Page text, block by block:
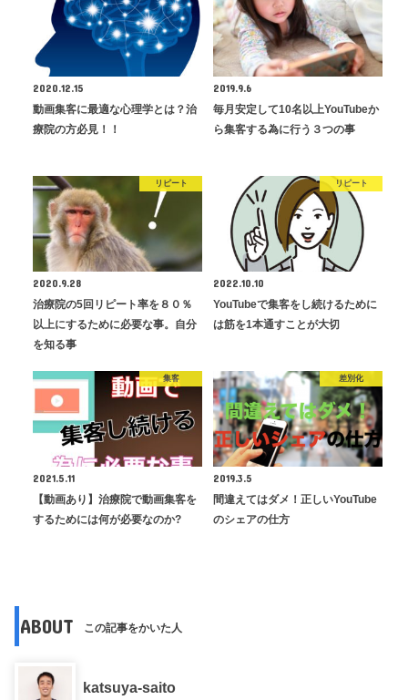
2020.12.15
動画集客に最適な心理学とは？治
療院の方必見！！
2019.9.6
毎月安定して10名以上YouTubeか
ら集客する為に行う３つの事
リピート
2020.9.28
治療院の5回リピート率を８０％
以上にするために必要な事。自分
を知る事
リピート
2022.10.10
YouTubeで集客をし続けるために
は筋を1本通すことが大切
集客
2021.5.11
【動画あり】治療院で動画集客を
するためには何が必要なのか?
差別化
2019.3.5
間違えてはダメ！正しいYouTube
のシェアの仕方
ABOUT この記事をかいた人
katsuya-saito